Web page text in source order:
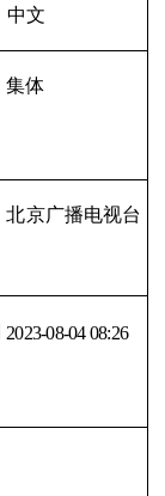
中文
集体
北京广播电视台
2023-08-04 08:26